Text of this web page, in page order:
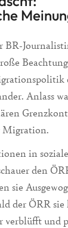
BR-
Anlass
Migration.
in
den
sie
der ÖRR
verblüfft und